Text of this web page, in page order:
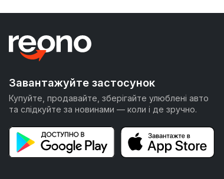
Завантажуйте застосунок
Купуйте, продавайте, зберігайте улюблені авто
та слідкуйте за новинами — коли і де зручно.